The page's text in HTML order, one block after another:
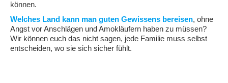
können.
Welches Land kann man guten Gewissens bereisen, ohne
Angst vor Anschlägen und Amokläufern haben zu müssen?
Wir können euch das nicht sagen, jede Familie muss selbst
entscheiden, wo sie sich sicher fühlt.